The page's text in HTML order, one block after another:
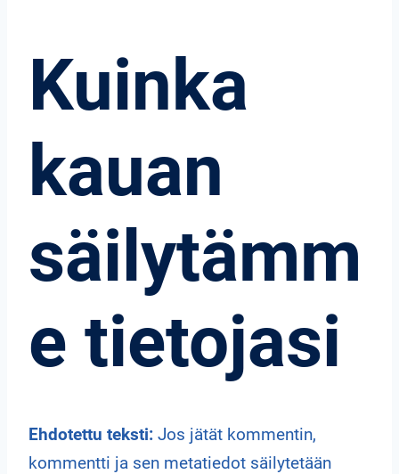
Kuinka
kauan
säilytämm
e tietojasi
Ehdotettu teksti: Jos jätät kommentin,
kommentti ja sen metatiedot säilytetään